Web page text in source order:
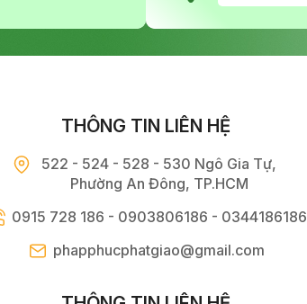
THÔNG TIN LIÊN HỆ
522 - 524 - 528 - 530 Ngô Gia Tự,
Phường An Đông, TP.HCM
0915 728 186 - 0903806186 - 0344186186
phapphucphatgiao@gmail.com